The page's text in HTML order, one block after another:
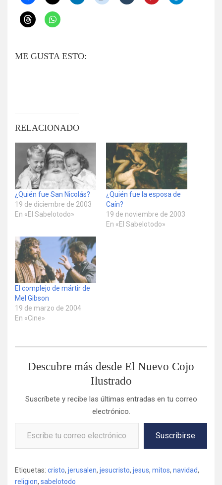
ME GUSTA ESTO:
RELACIONADO
¿Quién fue San Nicolás?
19 de diciembre de 2003
En «El Sabelotodo»
¿Quién fue la esposa de
Caín?
19 de noviembre de 2003
En «El Sabelotodo»
El complejo de mártir de
Mel Gibson
19 de marzo de 2004
En «Cine»
Descubre más desde El Nuevo Cojo
Ilustrado
Suscríbete y recibe las últimas entradas en tu correo
electrónico.
Escribe tu correo electrónico…
Suscribirse
Etiquetas: cristo, jerusalen, jesucristo, jesus, mitos, navidad,
religion, sabelotodo